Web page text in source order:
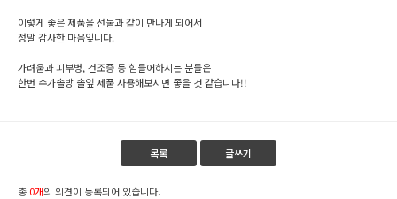
이렇게 좋은 제품을 선물과 같이 만나게 되어서
정말 감사한 마음잊니다.
가려움과 피부병, 건조증 등 힘들어하시는 분들은
한번 수가솔방 솔잎 제품 사용해보시면 좋을 것 같습니다!!
목록 글쓰기
총 0개의 의견이 등록되어 있습니다.